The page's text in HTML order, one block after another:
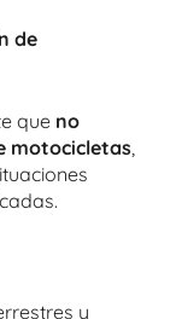
de
que no
motocicletas,
y